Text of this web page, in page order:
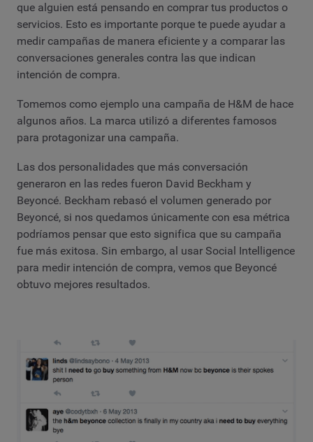
que alguien está pensando en comprar tus productos o
servicios. Esto es importante porque te puede ayudar a
medir campañas de manera eficiente y a comparar las
conversaciones generales contra las que indican
intención de compra.
Tomemos como ejemplo una campaña de H&M de hace
algunos años. La marca utilizó a diferentes famosos
para protagonizar una campaña.
Las dos personalidades que más conversación
generaron en las redes fueron David Beckham y
Beyoncé. Beckham rebasó el volumen generado por
Beyoncé, si nos quedamos únicamente con esa métrica
podríamos pensar que esto significa que su campaña
fue más exitosa. Sin embargo, al usar Social Intelligence
para medir intención de compra, vemos que Beyoncé
obtuvo mejores resultados.